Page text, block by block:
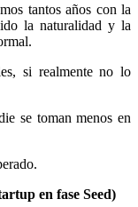
tantos años con la
la naturalidad y la
si realmente no lo
se toman menos en
en fase Seed)